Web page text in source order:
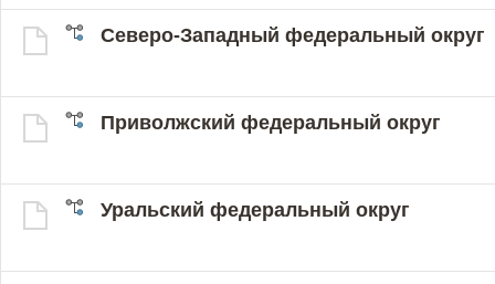
Северо-Западный федеральный округ
Приволжский федеральный округ
Уральский федеральный округ